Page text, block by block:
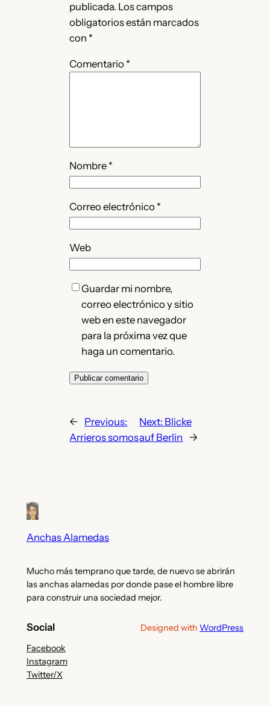
publicada. Los campos
obligatorios están marcados
con *
Comentario *
Nombre *
Correo electrónico *
Web
Guardar mi nombre,
correo electrónico y sitio
web en este navegador
para la próxima vez que
haga un comentario.
← Previous:
Arrieros somos
Next: Blicke
auf Berlin
→
Anchas Alamedas
Mucho más temprano que tarde, de nuevo se abrirán
las anchas alamedas por donde pase el hombre libre
para construir una sociedad mejor.
Social
Facebook
Instagram
Twitter/X
Designed with WordPress